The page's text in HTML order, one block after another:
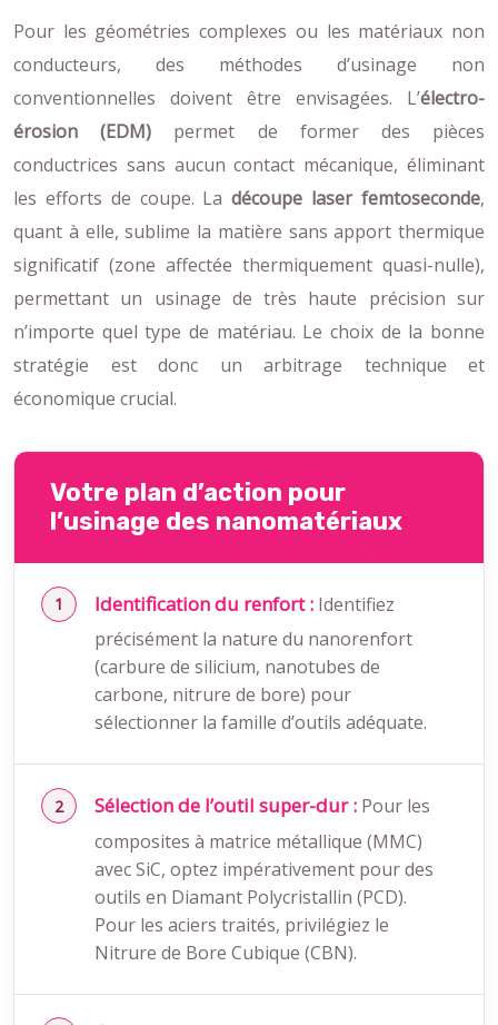
Pour les géométries complexes ou les matériaux non
conducteurs, des méthodes d’usinage non
conventionnelles doivent être envisagées. L’électro-
érosion (EDM) permet de former des pièces
conductrices sans aucun contact mécanique, éliminant
les efforts de coupe. Ladécoupe laser femtoseconde,
quant à elle, sublime la matière sans apport thermique
significatif (zone affectée thermiquement quasi-nulle),
permettant un usinage de très haute précision sur
n’importe quel type de matériau. Le choix de la bonne
stratégie est donc un arbitrage technique et
économique crucial.
Votre plan d’action pour
l’usinage des nanomatériaux
Identification du renfort : Identifiez
précisément la nature du nanorenfort
(carbure de silicium, nanotubes de
carbone, nitrure de bore) pour
sélectionner la famille d’outils adéquate.
Sélection de l’outil super-dur : Pour les
composites à matrice métallique (MMC)
avec SiC, optez impérativement pour des
outils en Diamant Polycristallin (PCD).
Pour les aciers traités, privilégiez le
Nitrure de Bore Cubique (CBN).